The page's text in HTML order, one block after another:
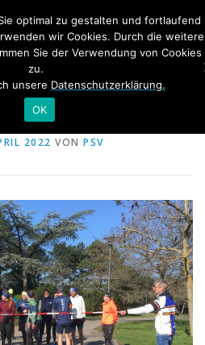
NEWS
2022 VON PSV
optimal zu gestalten und fortlaufend
wir Cookies. Durch die weitere
Sie der Verwendung von Cookies
zu.
unsere Datenschutzerklärung.
OK